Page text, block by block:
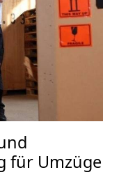
für Umzüge